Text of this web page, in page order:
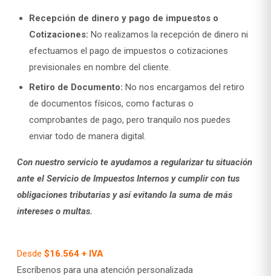
Recepción de dinero y pago de impuestos o
Cotizaciones: No realizamos la recepción de dinero ni
efectuamos el pago de impuestos o cotizaciones
previsionales en nombre del cliente.
Retiro de Documento: No nos encargamos del retiro
de documentos físicos, como facturas o
comprobantes de pago, pero tranquilo nos puedes
enviar todo de manera digital.
Con nuestro servicio te ayudamos a regularizar tu situación
ante el Servicio de Impuestos Internos y cumplir con tus
obligaciones tributarias y así evitando la suma de más
intereses o multas.
Desde $16.564 + IVA
Escríbenos para una atención personalizada